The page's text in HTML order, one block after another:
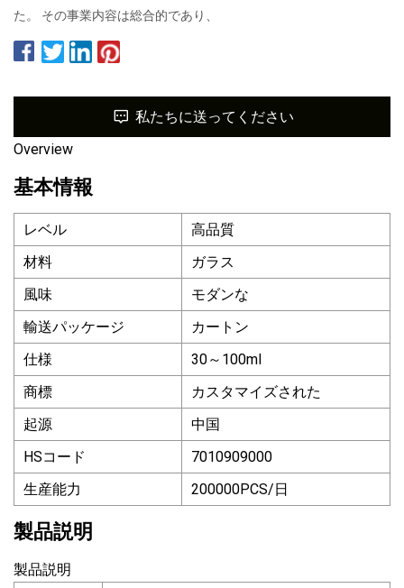
た。 その事業内容は総合的であり、
私たちに送ってください
Overview
基本情報
レベル
高品質
材料
ガラス
風味
モダンな
輸送パッケージ
カートン
仕様
30～100ml
商標
カスタマイズされた
起源
中国
HSコード
7010909000
生産能力
200000PCS/日
製品説明
製品説明